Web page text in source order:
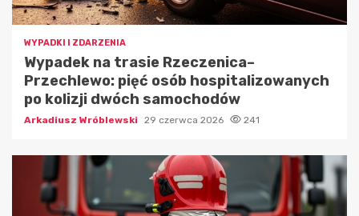
WYPADKI I ZDARZENIA
Wypadek na trasie Rzeczenica–
Przechlewo: pięć osób hospitalizowanych
po kolizji dwóch samochodów
Arkadiusz Wróblewski 29 czerwca 2026 241